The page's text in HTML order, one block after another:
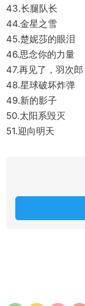
43.长腿队长
44.金星之雪
45.楚妮莎的眼泪
46.思念你的力量
47.再见了，羽次郎
48.星球破坏炸弹
49.新的影子
50.太阳系毁灭
51.迎向明天